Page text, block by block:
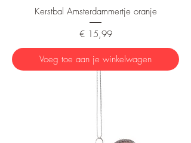
Kerstbal Amsterdammertje oranje
Prijs
€ 15,99
Voeg toe aan je winkelwagen